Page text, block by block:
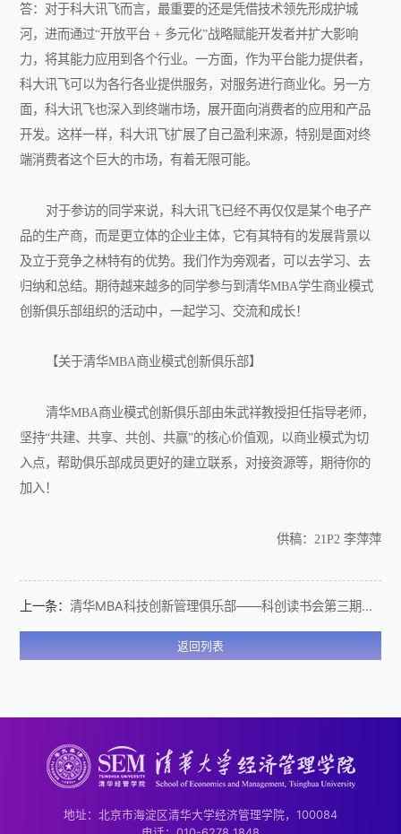
答：对于科大讯飞而言，最重要的还是凭借技术领先形成护城
河，进而通过“开放平台 + 多元化”战略赋能开发者并扩大影响
力，将其能力应用到各个行业。一方面，作为平台能力提供者，
科大讯飞可以为各行各业提供服务，对服务进行商业化。另一方
面，科大讯飞也深入到终端市场，展开面向消费者的应用和产品
开发。这样一样，科大讯飞扩展了自己盈利来源，特别是面对终
端消费者这个巨大的市场，有着无限可能。
对于参访的同学来说，科大讯飞已经不再仅仅是某个电子产
品的生产商，而是更立体的企业主体，它有其特有的发展背景以
及立于竞争之林特有的优势。我们作为旁观者，可以去学习、去
归纳和总结。期待越来越多的同学参与到清华MBA学生商业模式
创新俱乐部组织的活动中，一起学习、交流和成长！
【关于清华MBA商业模式创新俱乐部】
清华MBA商业模式创新俱乐部由朱武祥教授担任指导老师，
坚持“共建、共享、共创、共赢”的核心价值观，以商业模式为切
入点，帮助俱乐部成员更好的建立联系，对接资源等，期待你的
加入！
供稿：21P2 李萍萍
上一条：清华MBA科技创新管理俱乐部——科创读书会第三期《首席创新官手册》
返回列表
地址：北京市海淀区清华大学经济管理学院，100084